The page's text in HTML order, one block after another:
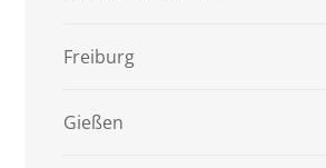
Freiburg
Gießen